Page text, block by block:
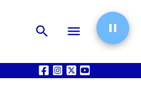
QUIÉNES SOMOS